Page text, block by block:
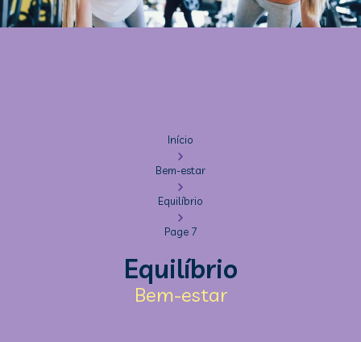
Início
Bem-estar
Equilíbrio
Page 7
Equilíbrio
Bem-estar